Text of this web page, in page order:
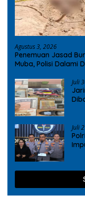
Agustus 3, 2026
Penemuan Jasad
Muba, Polisi Dalami
Juli
Juli